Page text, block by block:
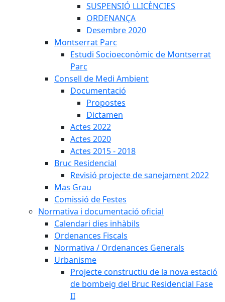
SUSPENSIÓ LLICÈNCIES
ORDENANÇA
Desembre 2020
Montserrat Parc
Estudi Socioeconòmic de Montserrat
Parc
Consell de Medi Ambient
Documentació
Propostes
Dictamen
Actes 2022
Actes 2020
Actes 2015 - 2018
Bruc Residencial
Revisió projecte de sanejament 2022
Mas Grau
Comissió de Festes
Normativa i documentació oficial
Calendari dies inhàbils
Ordenances Fiscals
Normativa / Ordenances Generals
Urbanisme
Projecte constructiu de la nova estació
de bombeig del Bruc Residencial Fase
II